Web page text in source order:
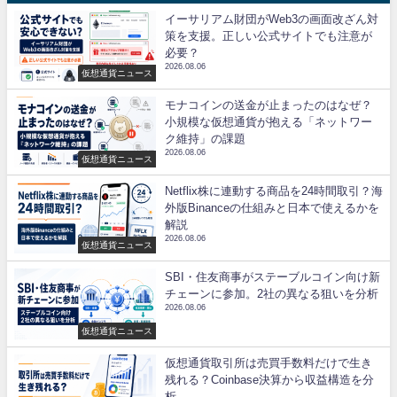
仮想通貨ニュース
イーサリアム財団がWeb3の画面改ざん対
策を支援。正しい公式サイトでも注意が
必要？
2026.08.06
仮想通貨ニュース
モナコインの送金が止まったのはなぜ？
小規模な仮想通貨が抱える「ネットワー
ク維持」の課題
2026.08.06
仮想通貨ニュース
Netflix株に連動する商品を24時間取引？海
外版Binanceの仕組みと日本で使えるかを
解説
2026.08.06
仮想通貨ニュース
SBI・住友商事がステーブルコイン向け新
チェーンに参加。2社の異なる狙いを分析
2026.08.06
仮想通貨取引所は売買手数料だけで生き
残れる？Coinbase決算から収益構造を分